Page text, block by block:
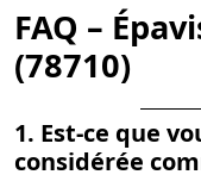
FAQ –
(78710)
1. Est-ce que
considérée